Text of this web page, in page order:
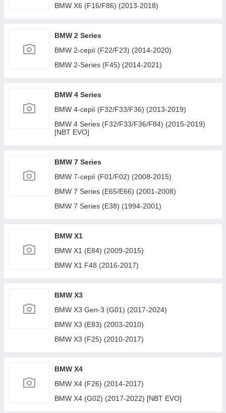
BMW X6 (F16/F86) (2013-2018)
BMW 2 Series
BMW 2-серії (F22/F23) (2014-2020)
BMW 2-Series (F45) (2014-2021)
BMW 4 Series
BMW 4-серії (F32/F33/F36) (2013-2019)
BMW 4 Series (F32/F33/F36/F84) (2015-2019)
[NBT EVO]
BMW 7 Series
BMW 7-серії (F01/F02) (2008-2015)
BMW 7 Series (E65/E66) (2001-2008)
BMW 7 Series (E38) (1994-2001)
BMW X1
BMW X1 (E84) (2009-2015)
BMW X1 F48 (2016-2017)
BMW X3
BMW X3 Gen-3 (G01) (2017-2024)
BMW X3 (E83) (2003-2010)
BMW X3 (F25) (2010-2017)
BMW X4
BMW X4 (F26) (2014-2017)
BMW X4 (G02) (2017-2022) [NBT EVO]